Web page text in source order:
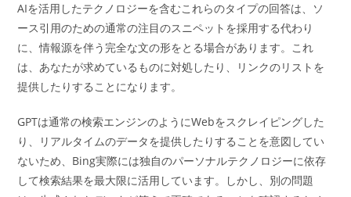
AIを活用したテクノロジーを含むこれらのタイプの回答は、ソ
ース引用のための通常の注目のスニペットを採用する代わり
に、情報源を伴う完全な文の形をとる場合があります。これ
は、あなたが求めているものに対処したり、リンクのリストを
提供したりすることになります。
GPTは通常の検索エンジンのようにWebをスクレイピングした
り、リアルタイムのデータを提供したりすることを意図してい
ないため、Bing実際には独自のパーソナルテクノロジーに依存
して検索結果を最大限に活用しています。しかし、別の問題